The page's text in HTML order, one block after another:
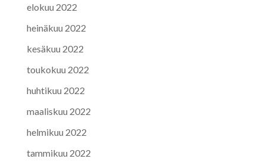
elokuu 2022
heinäkuu 2022
kesäkuu 2022
toukokuu 2022
huhtikuu 2022
maaliskuu 2022
helmikuu 2022
tammikuu 2022